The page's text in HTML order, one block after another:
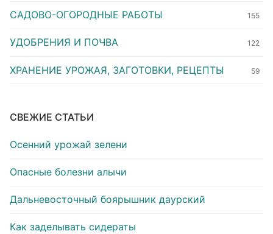
САДОВО-ОГОРОДНЫЕ РАБОТЫ 155
УДОБРЕНИЯ И ПОЧВА 122
ХРАНЕНИЕ УРОЖАЯ, ЗАГОТОВКИ, РЕЦЕПТЫ 59
СВЕЖИЕ СТАТЬИ
Осенний урожай зелени
Опасные болезни алычи
Дальневосточный боярышник даурский
Как заделывать сидераты